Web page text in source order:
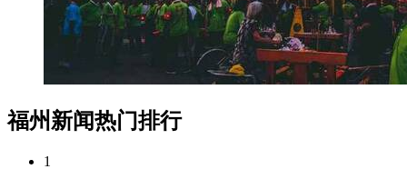
福州新闻热门排行
1